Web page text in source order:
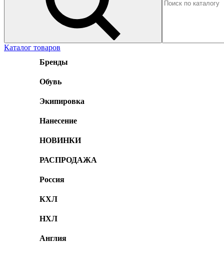
Каталог товаров
Бренды
Обувь
Экипировка
Нанесение
НОВИНКИ
РАСПРОДАЖА
Россия
КХЛ
НХЛ
Англия